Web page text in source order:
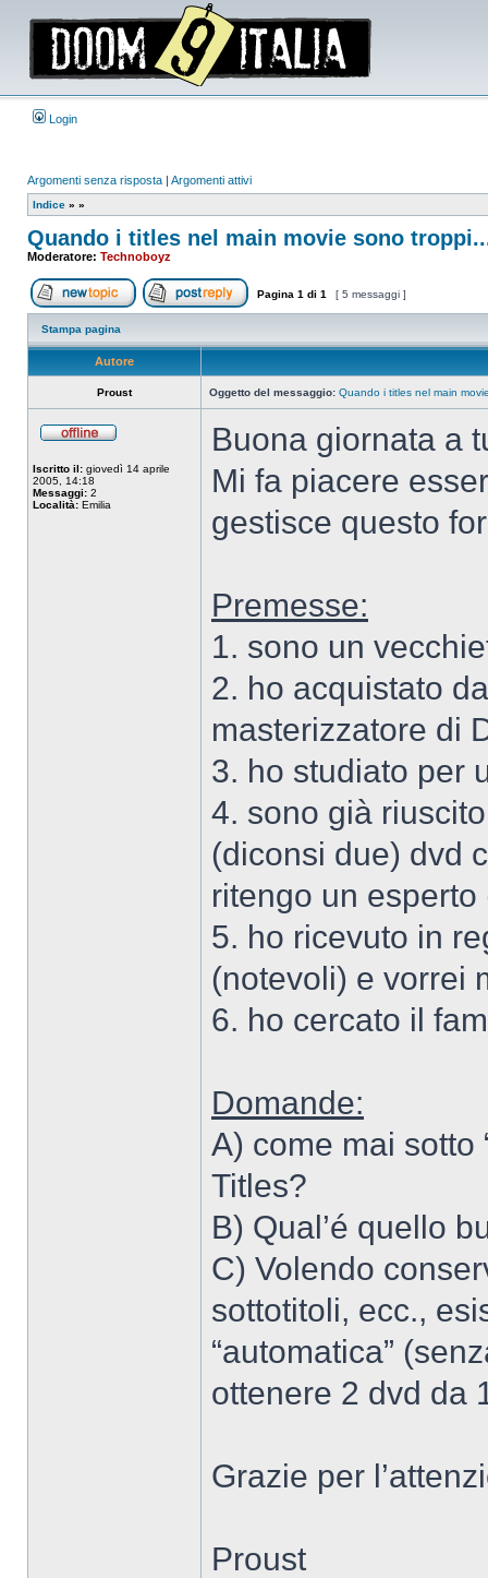
Login
Argomenti senza risposta | Argomenti attivi
Indice » »
Quando i titles nel main movie sono
Moderatore: Technoboyz
Apri un nuovo argomentoRispondi all’argomento
Pagina 1 di 1 [ 5 messaggi ]
Stampa pagina
Autore
Proust Oggetto del messaggio: Quando i titles nel main
Iscritto il: giovedì 14 aprile
2005, 14:18
Messaggi: 2
Località: Emilia
Buona giornata a
Mi fa piacere
gestisce questo
Premesse:
1. sono un
2. ho acquistato
masterizzatore di
3. ho studiato per
4. sono già
(diconsi due) dvd
ritengo un
5. ho ricevuto in
(notevoli) e vorrei
6. ho cercato il
Domande:
A) come mai sotto
Titles?
B) Qual’é quello
C) Volendo
sottotitoli, ecc.,
“automatica”
ottenere 2 dvd da
Grazie per
Proust